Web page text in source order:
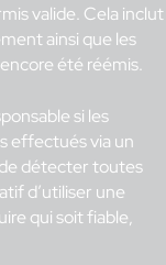
valide. Cela inclut
ainsi que les
été réémis.
si les
effectués via un
détecter toutes
d’utiliser une
qui soit fiable,